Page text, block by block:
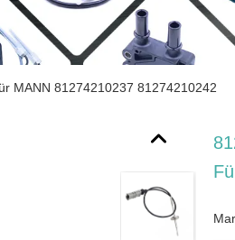
MANN 81274210237 81274210242